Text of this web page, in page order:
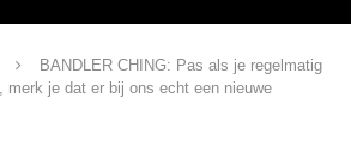
BANDLER CHING: Pas als je regelmatig
merk je dat er bij ons echt een nieuwe